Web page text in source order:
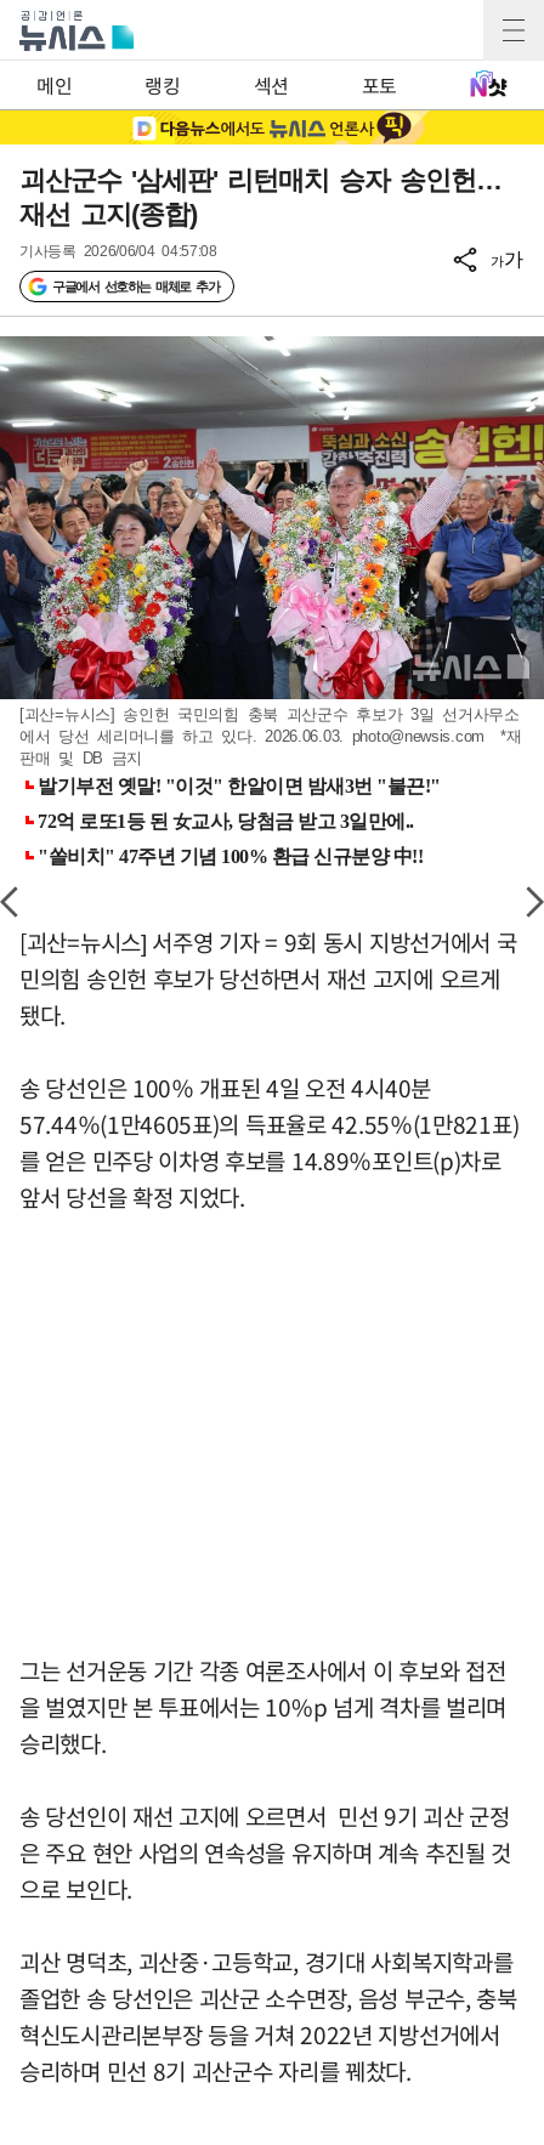
메인 랭킹 섹션 포토
괴산군수 '삼세판' 리턴매치 승자 송인헌…
재선 고지(종합)
기사등록 2026/06/04 04:57:08
구글에서 선호하는 매체로 추가
가가
[괴산=뉴시스] 송인헌 국민의힘 충북 괴산군수 후보가 3일 선거사무소
에서 당선 세리머니를 하고 있다. 2026.06.03. photo@newsis.com *재
판매 및 DB 금지
[괴산=뉴시스] 서주영 기자 = 9회 동시 지방선거에서 국
민의힘 송인헌 후보가 당선하면서 재선 고지에 오르게
됐다.
송 당선인은 100％ 개표된 4일 오전 4시40분
57.44％(1만4605표)의 득표율로 42.55％(1만821표)
를 얻은 민주당 이차영 후보를 14.89％포인트(p)차로
앞서 당선을 확정 지었다.
그는 선거운동 기간 각종 여론조사에서 이 후보와 접전
을 벌였지만 본 투표에서는 10%p 넘게 격차를 벌리며
승리했다.
송 당선인이 재선 고지에 오르면서 민선 9기 괴산 군정
은 주요 현안 사업의 연속성을 유지하며 계속 추진될 것
으로 보인다.
괴산 명덕초, 괴산중·고등학교, 경기대 사회복지학과를
졸업한 송 당선인은 괴산군 소수면장, 음성 부군수, 충북
혁신도시관리본부장 등을 거쳐 2022년 지방선거에서
승리하며 민선 8기 괴산군수 자리를 꿰찼다.